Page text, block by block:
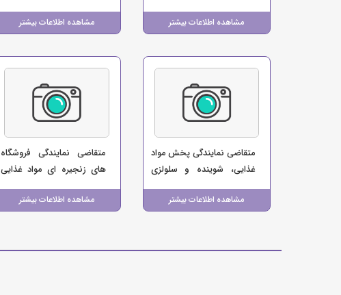
مشاهده اطلاعات بیشتر
زون)
مشاهده اطلاعات بیشتر
مشاهده اطلاعات بیشتر
متقاضی نمایندگی پخش مواد
غذایی، شوینده و سلولزی
(صالحی)
مشاهده اطلاعات بیشتر
متقاضی نمایندگی فروشگاه
های زنجیره ای مواد غذایی
(بابایی)